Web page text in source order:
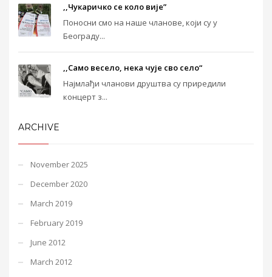
,,Чукаричко се коло вије”
Поносни смо на наше чланове, који су у
Београду...
,,Само весело, нека чује сво село“
Најмлађи чланови друштва су приредили
концерт з...
ARCHIVE
November 2025
December 2020
March 2019
February 2019
June 2012
March 2012